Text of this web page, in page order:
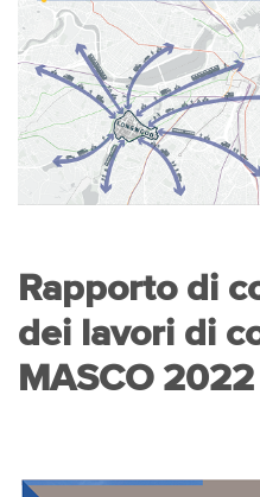
Rapporto di
dei lavori di
MASCO 2022